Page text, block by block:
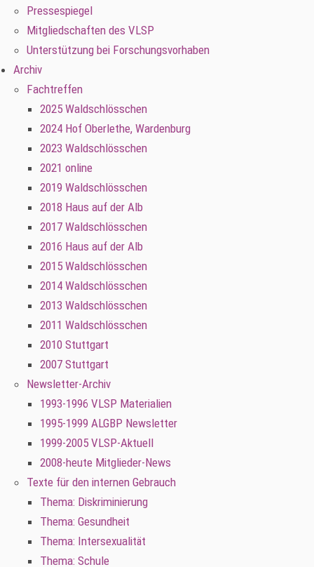
Pressespiegel
Mitgliedschaften des VLSP
Unterstützung bei Forschungsvorhaben
Archiv
Fachtreffen
2025 Waldschlösschen
2024 Hof Oberlethe, Wardenburg
2023 Waldschlösschen
2021 online
2019 Waldschlösschen
2018 Haus auf der Alb
2017 Waldschlösschen
2016 Haus auf der Alb
2015 Waldschlösschen
2014 Waldschlösschen
2013 Waldschlösschen
2011 Waldschlösschen
2010 Stuttgart
2007 Stuttgart
Newsletter-Archiv
1993-1996 VLSP Materialien
1995-1999 ALGBP Newsletter
1999-2005 VLSP-Aktuell
2008-heute Mitglieder-News
Texte für den internen Gebrauch
Thema: Diskriminierung
Thema: Gesundheit
Thema: Intersexualität
Thema: Schule